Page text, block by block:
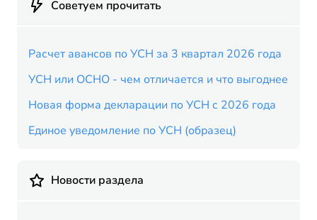
Советуем прочитать
Расчет авансов по УСН за 3 квартал 2026 года
УСН или ОСНО - чем отличается и что выгоднее
Новая форма декларации по УСН с 2026 года
Единое уведомление по УСН (образец)
Новости раздела